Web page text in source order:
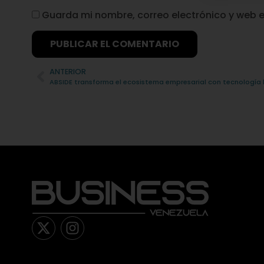
Guarda mi nombre, correo electrónico y web
Alternative:
ANTERIOR